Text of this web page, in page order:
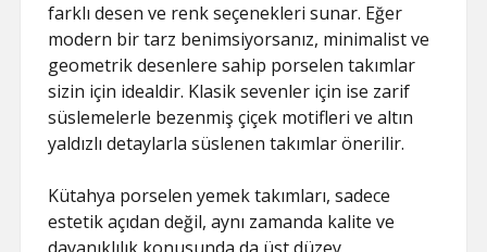
farklı desen ve renk seçenekleri sunar. Eğer
modern bir tarz benimsiyorsanız, minimalist ve
geometrik desenlere sahip porselen takımlar
sizin için idealdir. Klasik sevenler için ise zarif
süslemelerle bezenmiş çiçek motifleri ve altın
yaldızlı detaylarla süslenen takımlar önerilir.
Kütahya porselen yemek takımları, sadece
estetik açıdan değil, aynı zamanda kalite ve